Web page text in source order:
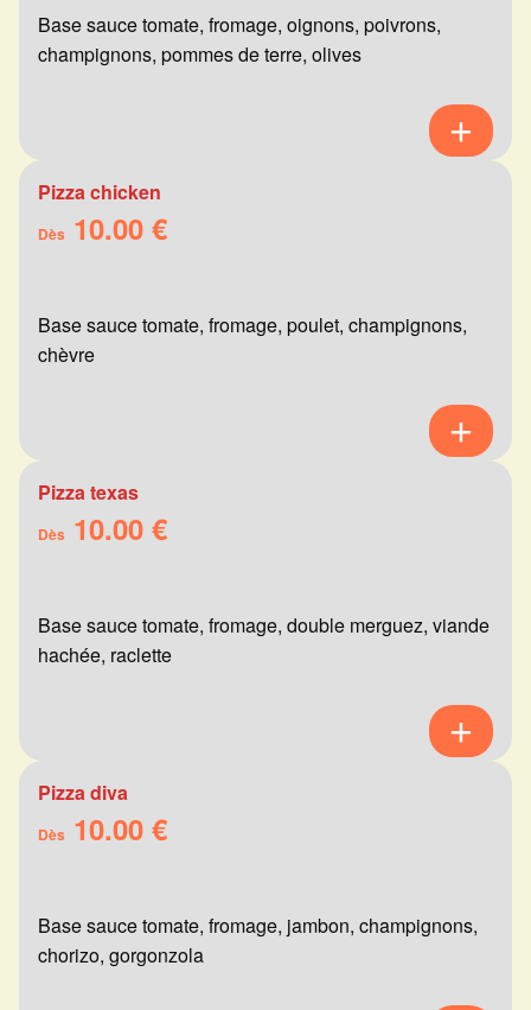
Base sauce tomate, fromage, oignons, poivrons,
champignons, pommes de terre, olives
Pizza chicken
Dès 10.00 €
Base sauce tomate, fromage, poulet, champignons,
chèvre
Pizza texas
Dès 10.00 €
Base sauce tomate, fromage, double merguez, viande
hachée, raclette
Pizza diva
Dès 10.00 €
Base sauce tomate, fromage, jambon, champignons,
chorizo, gorgonzola